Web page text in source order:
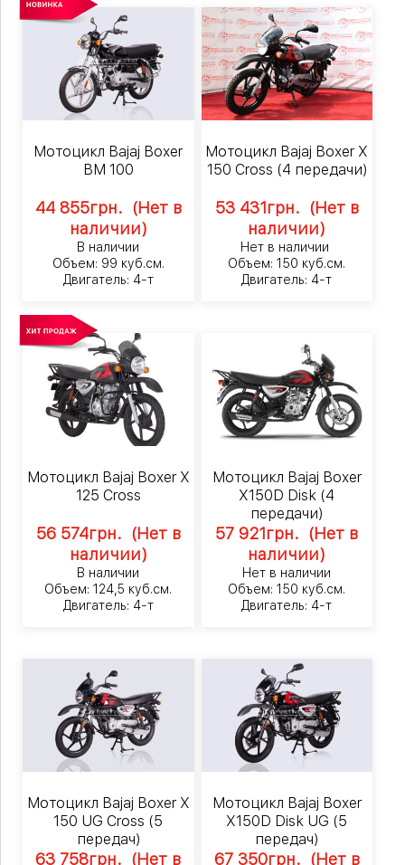
Мотоцикл Bajaj Boxer
BM 100
44 855грн. (Нет в
наличии)
В наличии
Объем: 99 куб.см.
Двигатель: 4-т
Мотоцикл Bajaj Boxer X
150 Cross (4 передачи)
53 431грн. (Нет в
наличии)
Нет в наличии
Объем: 150 куб.см.
Двигатель: 4-т
Мотоцикл Bajaj Boxer X
125 Cross
56 574грн. (Нет в
наличии)
В наличии
Объем: 124,5 куб.см.
Двигатель: 4-т
Мотоцикл Bajaj Boxer
X150D Disk (4
передачи)
57 921грн. (Нет в
наличии)
Нет в наличии
Объем: 150 куб.см.
Двигатель: 4-т
Мотоцикл Bajaj Boxer X
150 UG Cross (5
передач)
63 758грн. (Нет в
Мотоцикл Bajaj Boxer
X150D Disk UG (5
передач)
67 350грн. (Нет в